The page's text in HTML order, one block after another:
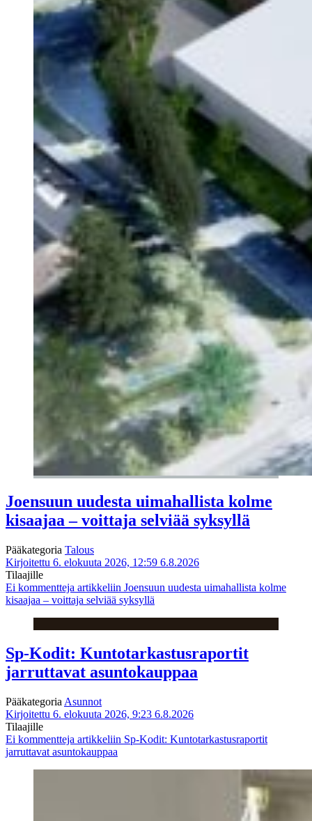
Joensuun uudesta uimahallista kolme
kisaajaa – voittaja selviää syksyllä
Pääkategoria Talous
Kirjoitettu 6. elokuuta 2026, 12:59 6.8.2026
Tilaajille
Ei kommentteja artikkeliin Joensuun uudesta uimahallista kolme
kisaajaa – voittaja selviää syksyllä
Sp-Kodit: Kuntotarkastusraportit
jarruttavat asuntokauppaa
Pääkategoria Asunnot
Kirjoitettu 6. elokuuta 2026, 9:23 6.8.2026
Tilaajille
Ei kommentteja artikkeliin Sp-Kodit: Kuntotarkastusraportit
jarruttavat asuntokauppaa